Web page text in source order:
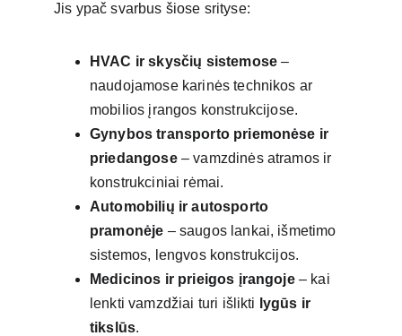
Jis ypač svarbus šiose srityse:
HVAC ir skysčių sistemose –
naudojamose karinės technikos ar
mobilios įrangos konstrukcijose.
Gynybos transporto priemonėse ir
priedangose – vamzdinės atramos ir
konstrukciniai rėmai.
Automobilių ir autosporto
pramonėje – saugos lankai, išmetimo
sistemos, lengvos konstrukcijos.
Medicinos ir prieigos įrangoje – kai
lenkti vamzdžiai turi išlikti lygūs ir
tikslūs.